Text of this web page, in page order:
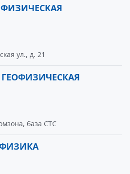
ул., д. 21
база СТС